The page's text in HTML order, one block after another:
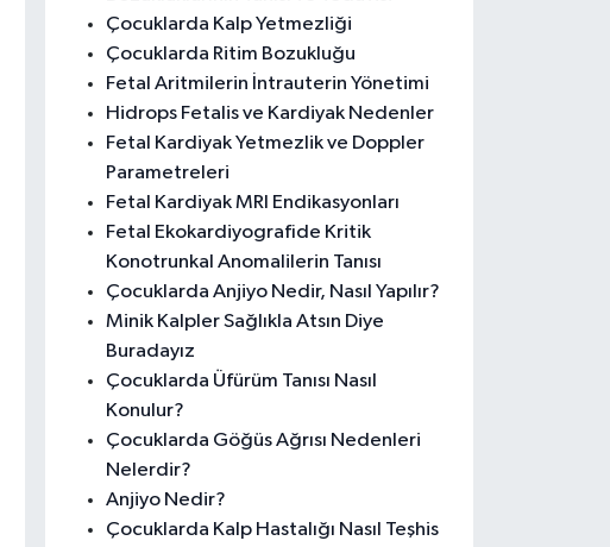
Çocuklarda Kalp Yetmezliği
Çocuklarda Ritim Bozukluğu
Fetal Aritmilerin İntrauterin Yönetimi
Hidrops Fetalis ve Kardiyak Nedenler
Fetal Kardiyak Yetmezlik ve Doppler
Parametreleri
Fetal Kardiyak MRI Endikasyonları
Fetal Ekokardiyografide Kritik
Konotrunkal Anomalilerin Tanısı
Çocuklarda Anjiyo Nedir, Nasıl Yapılır?
Minik Kalpler Sağlıkla Atsın Diye
Buradayız
Çocuklarda Üfürüm Tanısı Nasıl
Konulur?
Çocuklarda Göğüs Ağrısı Nedenleri
Nelerdir?
Anjiyo Nedir?
Çocuklarda Kalp Hastalığı Nasıl Teşhis